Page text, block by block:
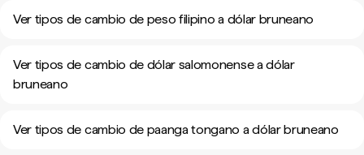
Ver tipos de cambio de peso filipino a dólar bruneano
Ver tipos de cambio de dólar salomonense a dólar
bruneano
Ver tipos de cambio de paanga tongano a dólar bruneano